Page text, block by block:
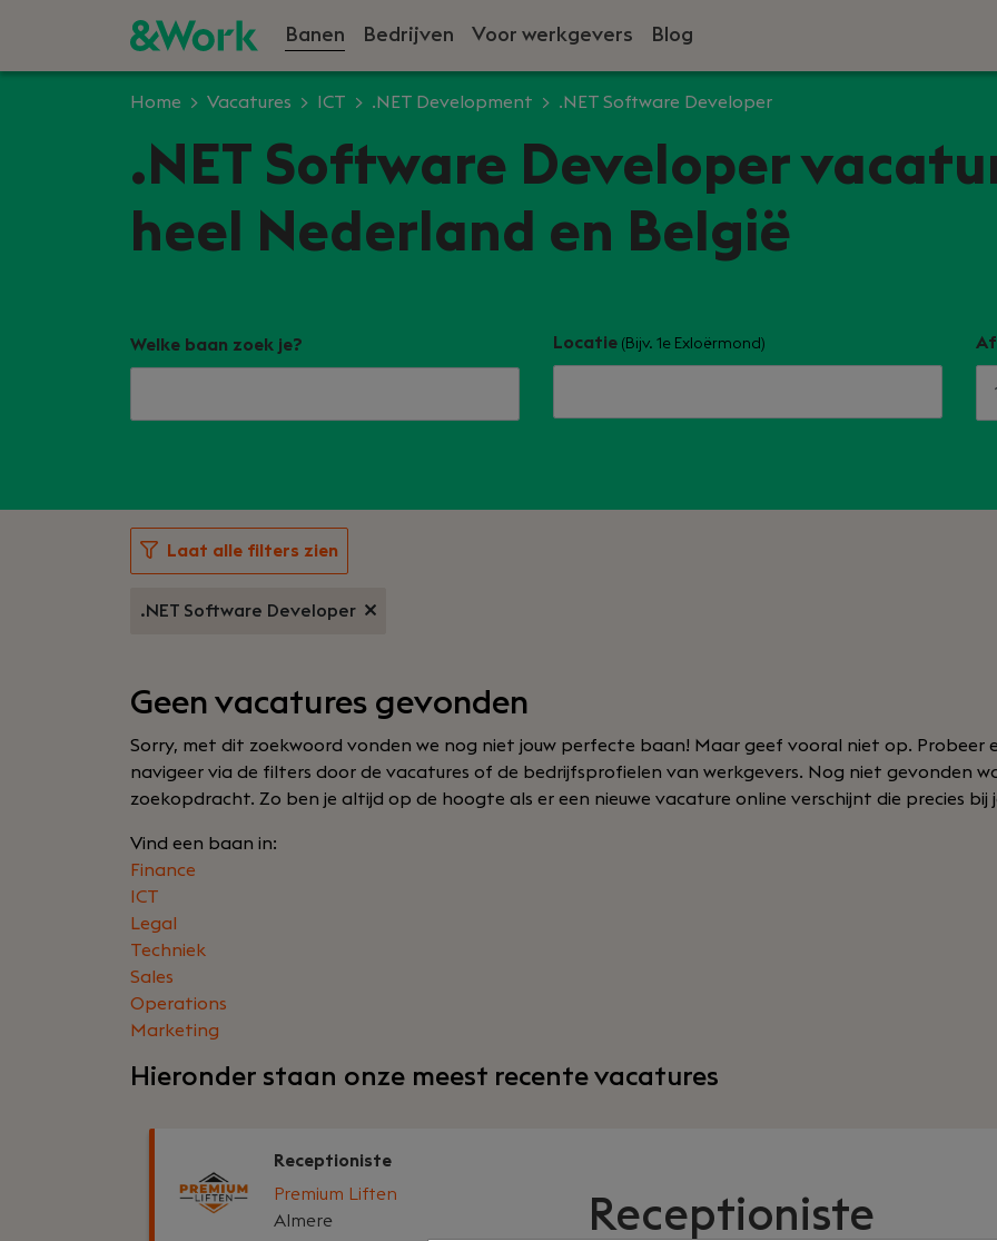
Banen Bedrijven Voor werkgevers Blog
Home Vacatures ICT .NET Development .NET Software Developer
.NET Software Developer
heel Nederland en België
Welke baan zoek je? Locatie (Bijv. 1e Exloërmond)
Laat alle filters zien
.NET Software Developer
Geen vacatures gevonden
Sorry, met dit zoekwoord vonden we nog niet jouw perfecte baan! Maar geef vooral niet op. Probeer
navigeer via de filters door de vacatures of de bedrijfsprofielen van werkgevers. Nog niet gevonden
zoekopdracht. Zo ben je altijd op de hoogte als er een nieuwe vacature online verschijnt die precies bij
Vind een baan in:
Finance
ICT
Legal
Techniek
Sales
Operations
Marketing
Hieronder staan onze meest recente vacatures
Receptioniste
Premium Liften
Almere
Receptioniste